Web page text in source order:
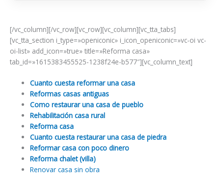
[/vc_column][/vc_row][vc_row][vc_column][vc_tta_tabs]
[vc_tta_section i_type=»openiconic» i_icon_openiconic=»vc-oi vc-
oi-list» add_icon=»true» title=»Reforma casa»
tab_id=»1615383455525-1238f24e-b577″][vc_column_text]
Cuanto cuesta reformar una casa
Reformas casas antiguas
Como restaurar una casa de pueblo
Rehabilitación casa rural
Reforma casa
Cuanto cuesta restaurar una casa de piedra
Reformar casa con poco dinero
Reforma chalet (villa)
Renovar casa sin obra